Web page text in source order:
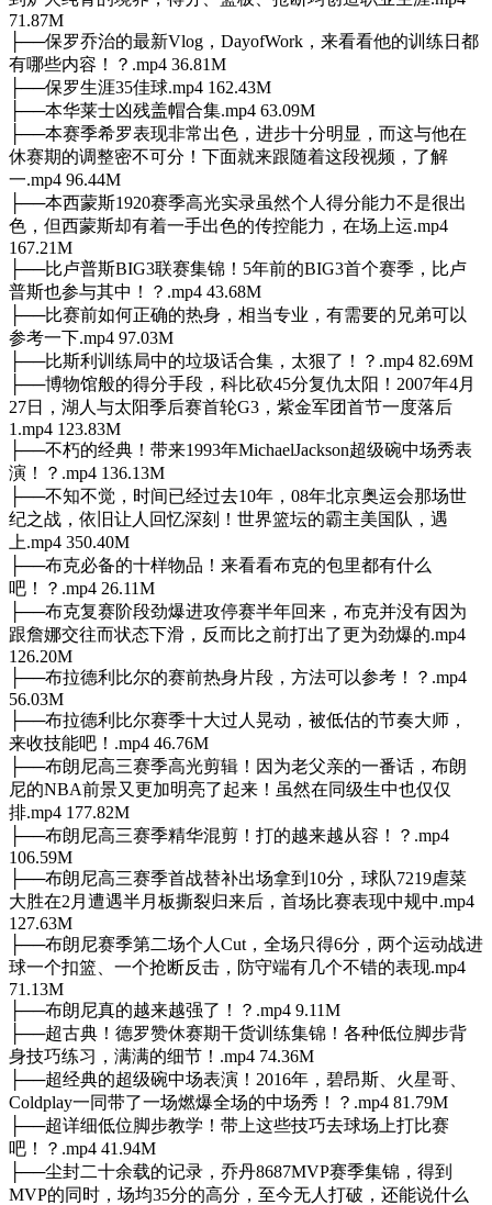
71.87M
├──保罗乔治的最新Vlog，DayofWork，来看看他的训练日都
有哪些内容！？.mp4 36.81M
├──保罗生涯35佳球.mp4 162.43M
├──本华莱士凶残盖帽合集.mp4 63.09M
├──本赛季希罗表现非常出色，进步十分明显，而这与他在
休赛期的调整密不可分！下面就来跟随着这段视频，了解
一.mp4 96.44M
├──本西蒙斯1920赛季高光实录虽然个人得分能力不是很出
色，但西蒙斯却有着一手出色的传控能力，在场上运.mp4
167.21M
├──比卢普斯BIG3联赛集锦！5年前的BIG3首个赛季，比卢
普斯也参与其中！？.mp4 43.68M
├──比赛前如何正确的热身，相当专业，有需要的兄弟可以
参考一下.mp4 97.03M
├──比斯利训练局中的垃圾话合集，太狠了！？.mp4 82.69M
├──博物馆般的得分手段，科比砍45分复仇太阳！2007年4月
27日，湖人与太阳季后赛首轮G3，紫金军团首节一度落后
1.mp4 123.83M
├──不朽的经典！带来1993年MichaelJackson超级碗中场秀表
演！？.mp4 136.13M
├──不知不觉，时间已经过去10年，08年北京奥运会那场世
纪之战，依旧让人回忆深刻！世界篮坛的霸主美国队，遇
上.mp4 350.40M
├──布克必备的十样物品！来看看布克的包里都有什么
吧！？.mp4 26.11M
├──布克复赛阶段劲爆进攻停赛半年回来，布克并没有因为
跟詹娜交往而状态下滑，反而比之前打出了更为劲爆的.mp4
126.20M
├──布拉德利比尔的赛前热身片段，方法可以参考！？.mp4
56.03M
├──布拉德利比尔赛季十大过人晃动，被低估的节奏大师，
来收技能吧！.mp4 46.76M
├──布朗尼高三赛季高光剪辑！因为老父亲的一番话，布朗
尼的NBA前景又更加明亮了起来！虽然在同级生中也仅仅
排.mp4 177.82M
├──布朗尼高三赛季精华混剪！打的越来越从容！？.mp4
106.59M
├──布朗尼高三赛季首战替补出场拿到10分，球队7219虐菜
大胜在2月遭遇半月板撕裂归来后，首场比赛表现中规中.mp4
127.63M
├──布朗尼赛季第二场个人Cut，全场只得6分，两个运动战进
球一个扣篮、一个抢断反击，防守端有几个不错的表现.mp4
71.13M
├──布朗尼真的越来越强了！？.mp4 9.11M
├──超古典！德罗赞休赛期干货训练集锦！各种低位脚步背
身技巧练习，满满的细节！.mp4 74.36M
├──超经典的超级碗中场表演！2016年，碧昂斯、火星哥、
Coldplay一同带了一场燃爆全场的中场秀！？.mp4 81.79M
├──超详细低位脚步教学！带上这些技巧去球场上打比赛
吧！？.mp4 41.94M
├──尘封二十余载的记录，乔丹8687MVP赛季集锦，得到
MVP的同时，场均35分的高分，至今无人打破，还能说什么